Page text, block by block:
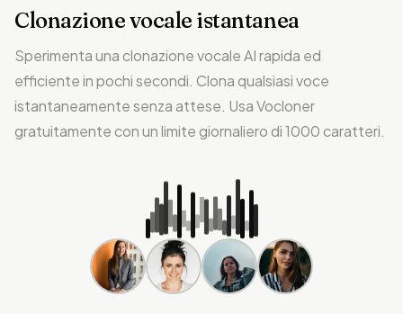
Clonazione vocale istantanea
Sperimenta una clonazione vocale AI rapida ed
efficiente in pochi secondi. Clona qualsiasi voce
istantaneamente senza attese. Usa Vocloner
gratuitamente con un limite giornaliero di 1000 caratteri.